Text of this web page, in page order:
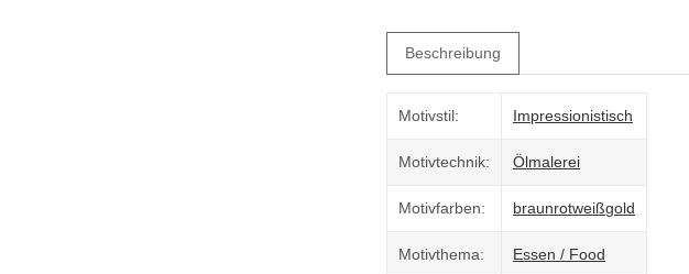
Beschreibung
Motivstil: Impressionistisch
Motivtechnik: Ölmalerei
Motivfarben: braunrotweißgold
Motivthema: Essen / Food